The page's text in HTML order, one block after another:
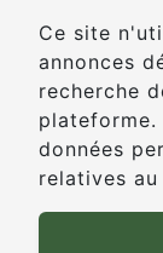
Ce site
annonces
recherche
plateforme.
données
relatives